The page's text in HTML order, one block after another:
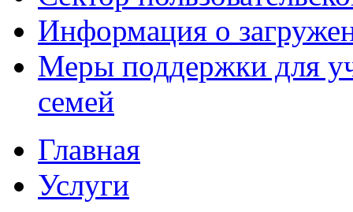
Информация о
Меры поддержки для
семей
Главная
Услуги